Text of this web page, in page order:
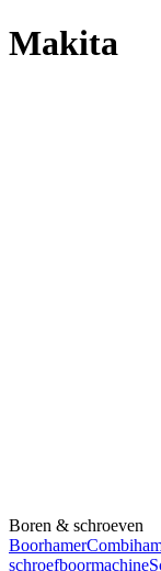
Makita
Boren & schroeven
Boorhamer
schroefboormachine